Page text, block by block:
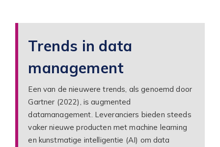
Trends in data
management
Een van de nieuwere trends, als genoemd door
Gartner (2022), is augmented
datamanagement. Leveranciers bieden steeds
vaker nieuwe producten met machine learning
en kunstmatige intelligentie (AI) om data